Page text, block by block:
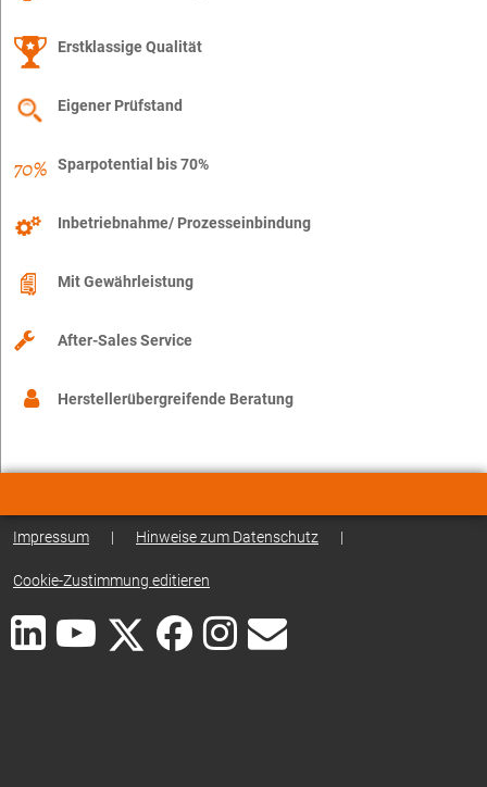
Erstklassige Qualität
Eigener Prüfstand
Sparpotential bis 70%
Inbetriebnahme/ Prozesseinbindung
Mit Gewährleistung
After-Sales Service
Herstellerübergreifende Beratung
Impressum | Hinweise zum Datenschutz |
Cookie-Zustimmung editieren